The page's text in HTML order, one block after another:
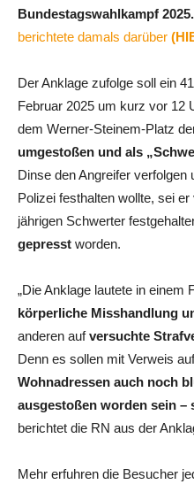
Bundestagswahlkampf 2025.
berichtete damals darüber
Der Anklage zufolge soll ein
Februar 2025 um kurz vor 12
dem Werner-Steinem-Platz
umgestoßen und als
Dinse den Angreifer
Polizei festhalten wollte, sei
jährigen Schwerter
gepresst worden.
„Die Anklage lautete in einem
körperliche Misshandlung
anderen aufversuchte
Denn es sollen mit Verweis
Wohnadressen auch noch
ausgestoßen worden sein –
berichtet die RN aus der
Mehr erfuhren die Besucher